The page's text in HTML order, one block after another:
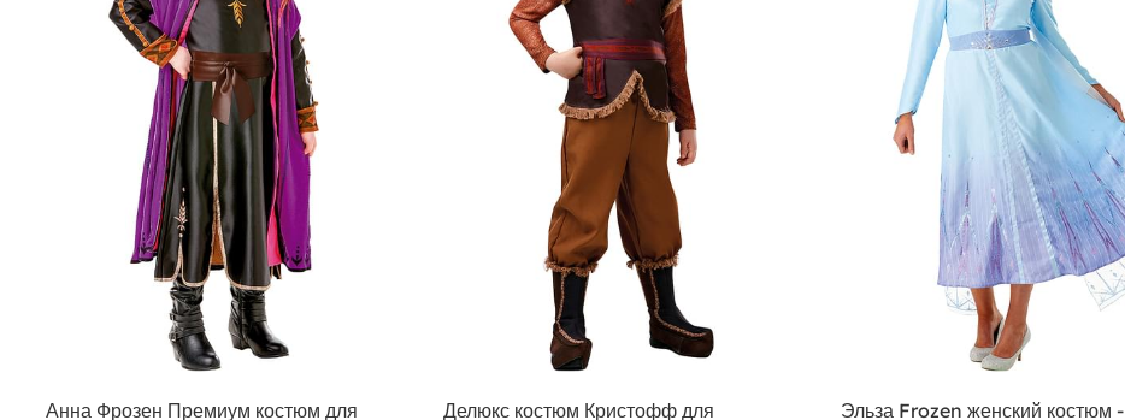
Анна Фрозен Премиум костюм для
Делюкс костюм Кристофф для
Эльза Frozen женский костюм -